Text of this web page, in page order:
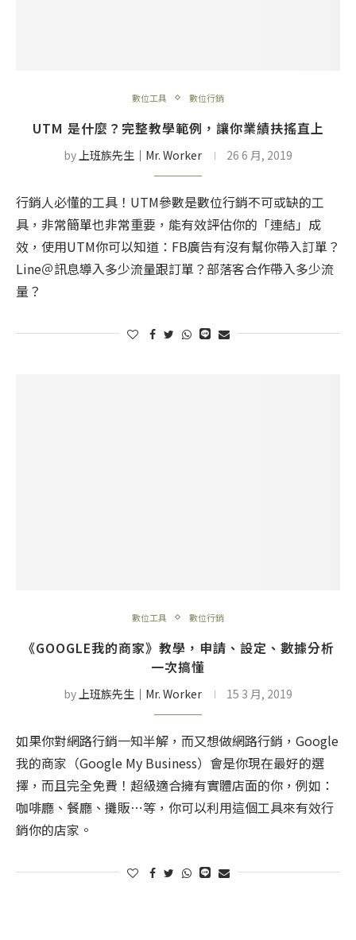
數位工具 數位行銷
UTM 是什麼？完整教學範例，讓你業績扶搖直上
by 上班族先生│Mr. Worker 26 6 月, 2019
行銷人必懂的工具！UTM參數是數位行銷不可或缺的工
具，非常簡單也非常重要，能有效評估你的「連結」成
效，使用UTM你可以知道：FB廣告有沒有幫你帶入訂單？
Line＠訊息導入多少流量跟訂單？部落客合作帶入多少流
量？
數位工具 數位行銷
《GOOGLE我的商家》教學，申請、設定、數據分析
一次搞懂
by 上班族先生│Mr. Worker 15 3 月, 2019
如果你對網路行銷一知半解，而又想做網路行銷，Google
我的商家（Google My Business）會是你現在最好的選
擇，而且完全免費！超級適合擁有實體店面的你，例如：
咖啡廳、餐廳、攤販⋯等，你可以利用這個工具來有效行
銷你的店家。